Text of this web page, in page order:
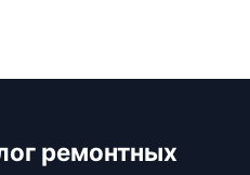
ремонтных